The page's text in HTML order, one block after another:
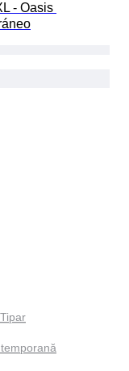
- Oasis